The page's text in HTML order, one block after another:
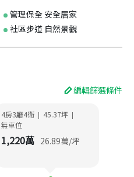
管理保全 安全居家
社區步道 自然景觀
編輯篩選條件
4房3廳4衛 | 45.37坪 |
無車位
1,220萬 26.89萬/坪